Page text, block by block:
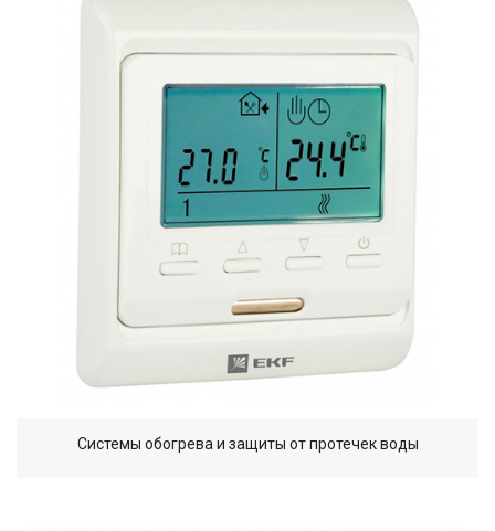
Системы обогрева и защиты от протечек воды